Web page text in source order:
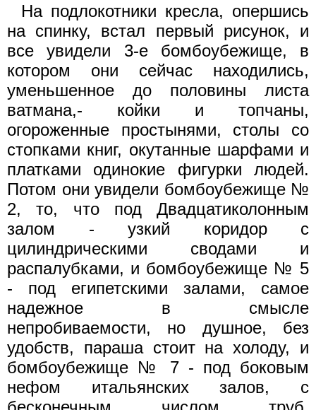
На подлокотники кресла, опершись
на спинку, встал первый рисунок, и
все увидели 3-е бомбоубежище, в
котором они сейчас находились,
уменьшенное до половины листа
ватмана,- койки и топчаны,
огороженные простынями, столы со
стопками книг, окутанные шарфами и
платками одинокие фигурки людей.
Потом они увидели бомбоубежище №
2, то, что под Двадцатиколонным
залом - узкий коридор с
цилиндрическими сводами и
распалубками, и бомбоубежище № 5
- под египетскими залами, самое
надежное в смысле
непробиваемости, но душное, без
удобств, параша стоит на холоду, и
бомбоубежище № 7 - под боковым
нефом итальянских залов, с